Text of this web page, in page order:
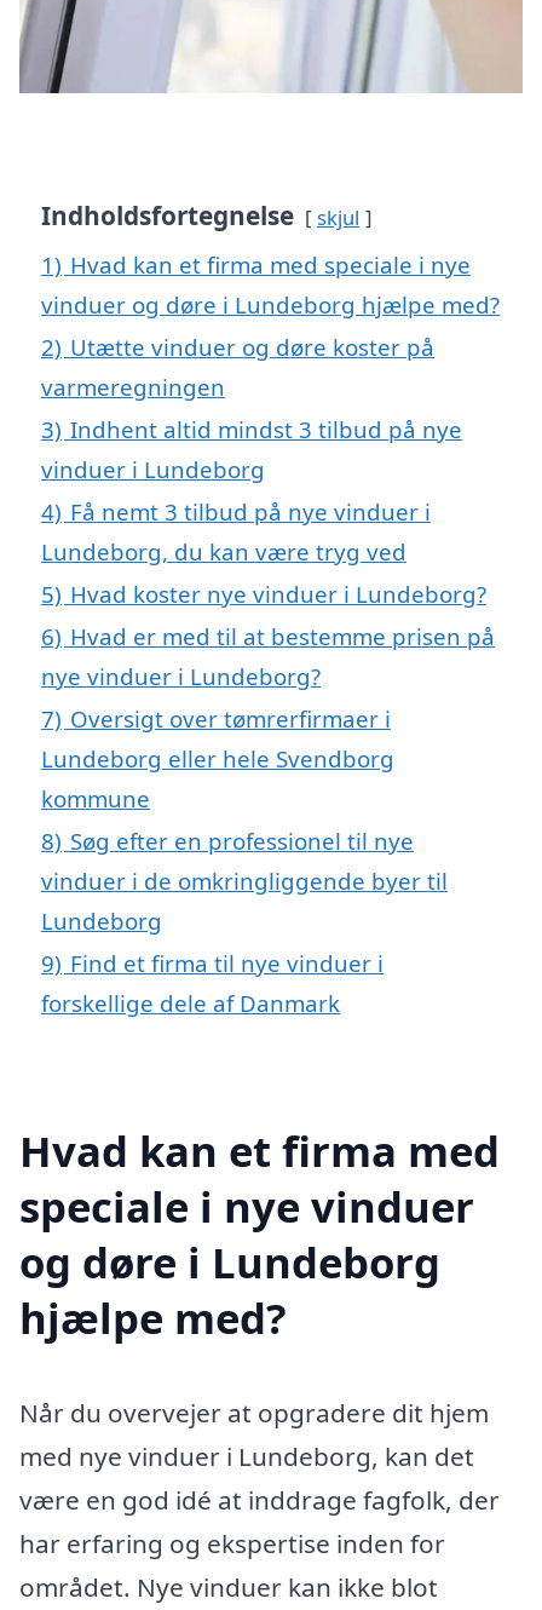
Indholdsfortegnelse skjul
1) Hvad kan et firma med speciale i nye
vinduer og døre i Lundeborg hjælpe med?
2) Utætte vinduer og døre koster på
varmeregningen
3) Indhent altid mindst 3 tilbud på nye
vinduer i Lundeborg
4) Få nemt 3 tilbud på nye vinduer i
Lundeborg, du kan være tryg ved
5) Hvad koster nye vinduer i Lundeborg?
6) Hvad er med til at bestemme prisen på
nye vinduer i Lundeborg?
7) Oversigt over tømrerfirmaer i
Lundeborg eller hele Svendborg
kommune
8) Søg efter en professionel til nye
vinduer i de omkringliggende byer til
Lundeborg
9) Find et firma til nye vinduer i
forskellige dele af Danmark
Hvad kan et firma med
speciale i nye vinduer
og døre i Lundeborg
hjælpe med?
Når du overvejer at opgradere dit hjem
med nye vinduer i Lundeborg, kan det
være en god idé at inddrage fagfolk, der
har erfaring og ekspertise inden for
området. Nye vinduer kan ikke blot